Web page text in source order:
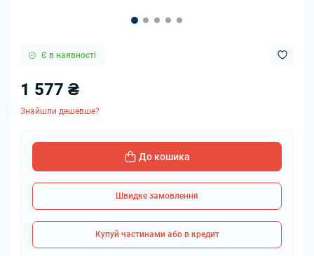
Є в наявності
1 577 ₴
Знайшли дешевше?
До кошика
Швидке замовлення
Купуй частинами або в кредит